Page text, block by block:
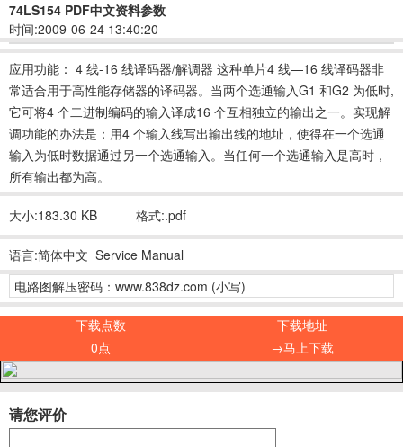
74LS154 PDF中文资料参数
时间:2009-06-24 13:40:20
应用功能： 4 线-16 线译码器/解调器 这种单片4 线—16 线译码器非
常适合用于高性能存储器的译码器。当两个选通输入G1 和G2 为低时,
它可将4 个二进制编码的输入译成16 个互相独立的输出之一。实现解
调功能的办法是：用4 个输入线写出输出线的地址，使得在一个选通
输入为低时数据通过另一个选通输入。当任何一个选通输入是高时，
所有输出都为高。
大小:183.30 KB 格式:.pdf
语言:简体中文 Service Manual
电路图解压密码：www.838dz.com (小写)
下载点数
下载地址
0点
→马上下载
请您评价